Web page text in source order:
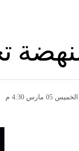
الخميس 05 مارس 4:30 م